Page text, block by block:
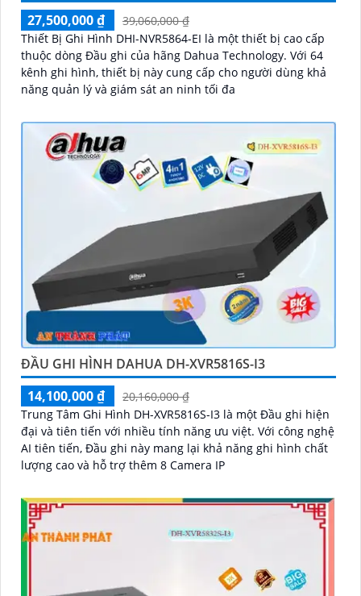
27,500,000 ₫
39,060,000 ₫
Thiết Bị Ghi Hình DHI-NVR5864-EI là một thiết bị cao cấp
thuộc dòng Đầu ghi của hãng Dahua Technology. Với 64
kênh ghi hình, thiết bị này cung cấp cho người dùng khả
năng quản lý và giám sát an ninh tối đa
ĐẦU GHI HÌNH DAHUA DH-XVR5816S-I3
14,100,000 ₫
20,160,000 ₫
Trung Tâm Ghi Hình DH-XVR5816S-I3 là một Đầu ghi hiện
đại và tiên tiến với nhiều tính năng ưu việt. Với công nghệ
AI tiên tiến, Đầu ghi này mang lại khả năng ghi hình chất
lượng cao và hỗ trợ thêm 8 Camera IP